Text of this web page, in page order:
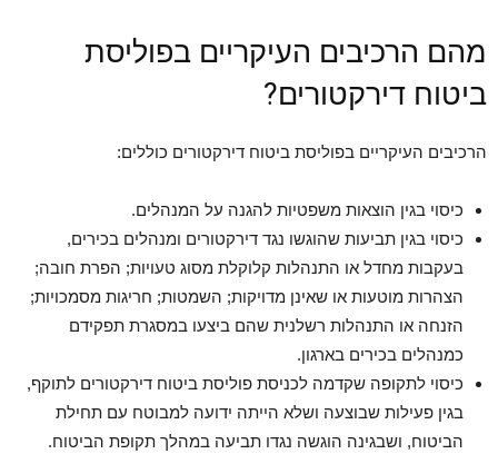
מהם הרכיבים העיקריים בפוליסת
ביטוח דירקטורים?
הרכיבים העיקריים בפוליסת ביטוח דירקטורים כוללים:
כיסוי בגין הוצאות משפטיות להגנה על המנהלים.
כיסוי בגין תביעות שהוגשו נגד דירקטורים ומנהלים בכירים,
בעקבות מחדל או התנהלות קלוקלת מסוג טעויות; הפרת חובה;
הצהרות מוטעות או שאינן מדויקות; השמטות; חריגות מסמכויות;
הזנחה או התנהלות רשלנית שהם ביצעו במסגרת תפקידם
כמנהלים בכירים בארגון.
כיסוי לתקופה שקדמה לכניסת פוליסת ביטוח דירקטורים לתוקף,
בגין פעילות שבוצעה ושלא הייתה ידועה למבוטח עם תחילת
הביטוח, ושבגינה הוגשה נגדו תביעה במהלך תקופת הביטוח.